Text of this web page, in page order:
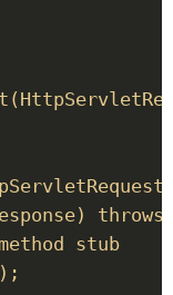
stub